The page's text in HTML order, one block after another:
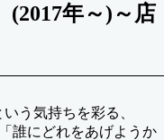
年～)～店
う気持ちを彩る、
誰にどれをあげようか